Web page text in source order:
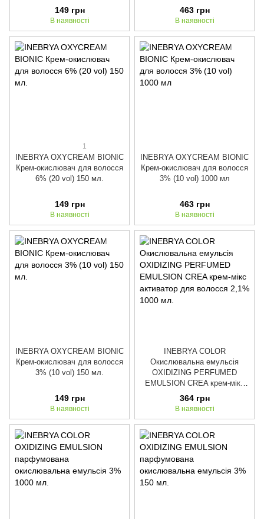
149 грн
В наявності
463 грн
В наявності
1
INEBRYA OXYCREAM BIONIC
Крем-окислювач для волосся
6% (20 vol) 150 мл.
149 грн
В наявності
INEBRYA OXYCREAM BIONIC
Крем-окислювач для волосся
3% (10 vol) 1000 мл
463 грн
В наявності
INEBRYA OXYCREAM BIONIC
Крем-окислювач для волосся
3% (10 vol) 150 мл.
149 грн
В наявності
INEBRYA COLOR
Окислювальна емульсія
OXIDIZING PERFUMED
EMULSION CREA крем-мікс
активатор для волосся 2,1%
1000 мл.
364 грн
В наявності